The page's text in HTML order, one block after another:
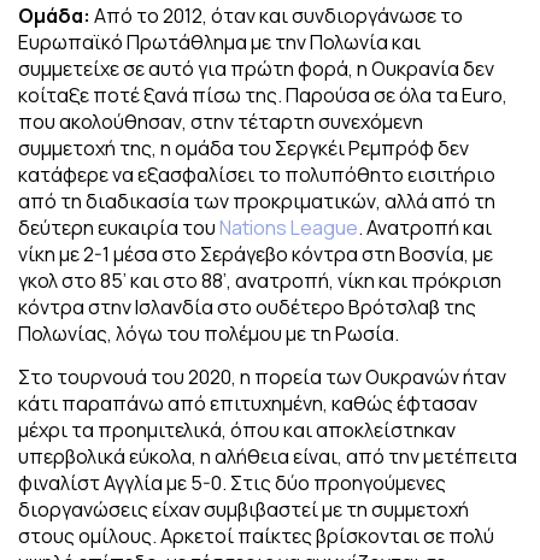
Ομάδα: Από το 2012, όταν και συνδιοργάνωσε το
Ευρωπαϊκό Πρωτάθλημα με την Πολωνία και
συμμετείχε σε αυτό για πρώτη φορά, η Ουκρανία δεν
κοίταξε ποτέ ξανά πίσω της. Παρούσα σε όλα τα Euro,
που ακολούθησαν, στην τέταρτη συνεχόμενη
συμμετοχή της, η ομάδα του Σεργκέι Ρεμπρόφ δεν
κατάφερε να εξασφαλίσει το πολυπόθητο εισιτήριο
από τη διαδικασία των προκριματικών, αλλά από τη
δεύτερη ευκαιρία τουNations League. Ανατροπή και
νίκη με 2-1 μέσα στο Σεράγεβο κόντρα στη Βοσνία, με
γκολ στο 85’ και στο 88’, ανατροπή, νίκη και πρόκριση
κόντρα στην Ισλανδία στο ουδέτερο Βρότσλαβ της
Πολωνίας, λόγω του πολέμου με τη Ρωσία.
Στο τουρνουά του 2020, η πορεία των Ουκρανών ήταν
κάτι παραπάνω από επιτυχημένη, καθώς έφτασαν
μέχρι τα προημιτελικά, όπου και αποκλείστηκαν
υπερβολικά εύκολα, η αλήθεια είναι, από την μετέπειτα
φιναλίστ Αγγλία με 5-0. Στις δύο προηγούμενες
διοργανώσεις είχαν συμβιβαστεί με τη συμμετοχή
στους ομίλους. Αρκετοί παίκτες βρίσκονται σε πολύ